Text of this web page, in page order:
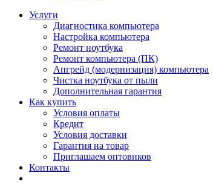
Услуги
Диагностика компьютера
Настройка компьютера
Ремонт ноутбука
Ремонт компьютера (ПК)
Апгрейд (модернизация) компьютера
Чистка ноутбука от пыли
Дополнительная гарантия
Как купить
Условия оплаты
Кредит
Условия доставки
Гарантия на товар
Приглашаем оптовиков
Контакты